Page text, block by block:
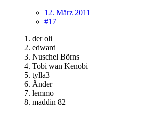
12. März 2011
#17
1. der oli
2. edward
3. Nuschel Börns
4. Tobi wan Kenobi
5. tylla3
6. Änder
7. lemmo
8. maddin 82